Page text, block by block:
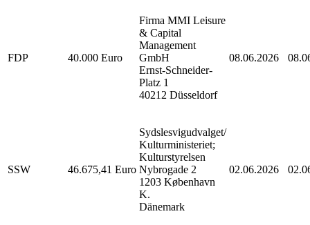
FDP 40.000 Euro
Firma MMI Leisure
& Capital
Management
GmbH
Ernst-Schneider-
Platz 1
40212 Düsseldorf
08.06.2026
SSW 46.675,41 Euro
Sydslesvigudvalget/
Kulturministeriet;
Kulturstyrelsen
Nybrogade 2
1203 København
K.
Dänemark
02.06.2026